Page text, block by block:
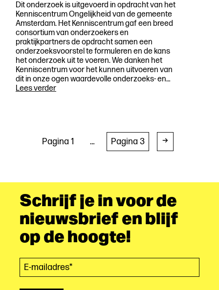
Dit onderzoek is uitgevoerd in opdracht van het
Kenniscentrum Ongelijkheid van de gemeente
Amsterdam. Het Kenniscentrum gaf een breed
consortium van onderzoekers en
praktijkpartners de opdracht samen een
onderzoeksvoorstel te formuleren en de kans
het onderzoek uit te voeren. We danken het
Kenniscentrum voor het kunnen uitvoeren van
dit in onze ogen waardevolle onderzoeks- en…
Lees verderAgency
BerichtenPagina 1 … Pagina 3
Schrijf je in voor de
nieuwsbrief en blijf
op de hoogte!